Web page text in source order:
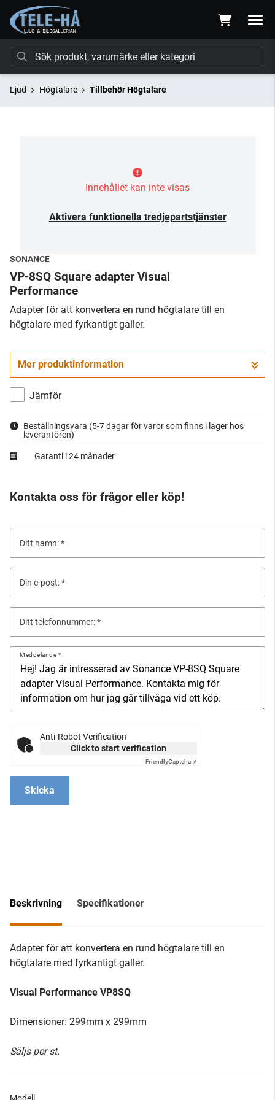
Ljud Högtalare Tillbehör Högtalare
Innehållet kan inte visas
Aktivera funktionella tredjepartstjänster
SONANCE
VP-8SQ Square adapter Visual
Performance
​Adapter för att konvertera en rund högtalare till en
högtalare med fyrkantigt galler.
Mer produktinformation
Jämför
Beställningsvara (5-7 dagar för varor som finns i lager hos
leverantören)
Garanti i 24 månader
Kontakta oss för frågor eller köp!
Ditt namn:
Din e-post:
Ditt telefonnummer:
Meddelande
Anti-Robot Verification
Click to start verification
FriendlyCaptcha ⇗
Skicka
Beskrivning Specifikationer
Adapter för att konvertera en rund högtalare till en
högtalare med fyrkantigt galler.
Visual Performance VP8SQ
Dimensioner: 299mm x 299mm
Säljs per st.